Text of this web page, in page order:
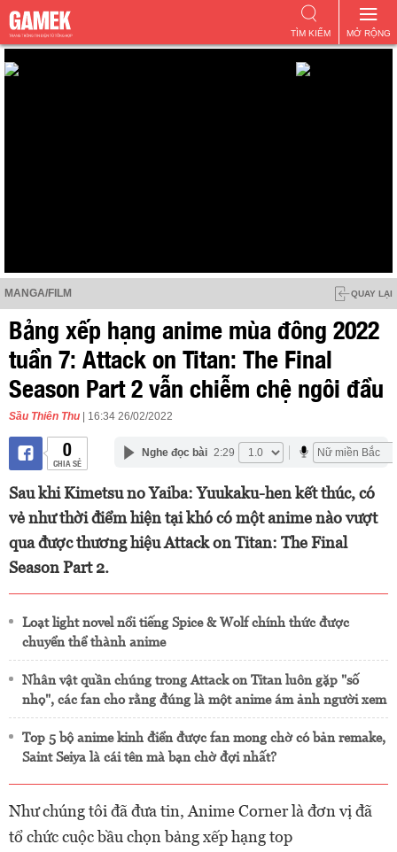
MỞ RỘNG
TÌM KIẾM
MANGA/FILM QUAY LẠI
Bảng xếp hạng anime mùa đông 2022
tuần 7: Attack on Titan: The Final
Season Part 2 vẫn chiễm chệ ngôi đầu
Sầu Thiên Thu | 16:34 26/02/2022
0
CHIA SẺ
Nghe đọc bài 2:29
Sau khi Kimetsu no Yaiba: Yuukaku-hen kết thúc, có
vẻ như thời điểm hiện tại khó có một anime nào vượt
qua được thương hiệu Attack on Titan: The Final
Season Part 2.
Loạt light novel nổi tiếng Spice & Wolf chính thức được
chuyển thể thành anime
Nhân vật quần chúng trong Attack on Titan luôn gặp "số
nhọ", các fan cho rằng đúng là một anime ám ảnh người xem
Top 5 bộ anime kinh điển được fan mong chờ có bản remake,
Saint Seiya là cái tên mà bạn chờ đợi nhất?
Như chúng tôi đã đưa tin, Anime Corner là đơn vị đã
tổ chức cuộc bầu chọn bảng xếp hạng top